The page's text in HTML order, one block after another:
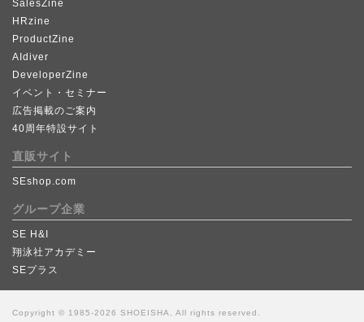
SalesZine
HRzine
ProductZine
AIdiver
DeveloperZine
イベント・セミナー
広告掲載のご案内
40周年特設サイト
直販サイト
SEshop.com
グループ企業
SE H&I
翔泳社アカデミー
SEプラス
Copyright © 1985-2026 SHOEISHA, All rights reserved.